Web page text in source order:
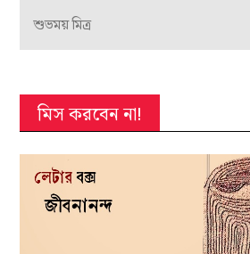
শুভময় মিত্র
মিস করবেন না!